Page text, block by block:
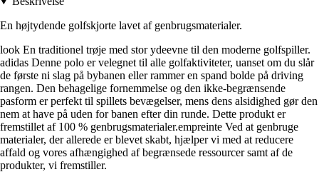
En højtydende golfskjorte lavet af genbrugsmaterialer.
look En traditionel trøje med stor ydeevne til den moderne golfspiller.
adidas Denne polo er velegnet til alle golfaktiviteter, uanset om du slår
de første ni slag på bybanen eller rammer en spand bolde på driving
rangen. Den behagelige fornemmelse og den ikke-begrænsende
pasform er perfekt til spillets bevægelser, mens dens alsidighed gør den
nem at have på uden for banen efter din runde. Dette produkt er
fremstillet af 100 % genbrugsmaterialer.empreinte Ved at genbruge
materialer, der allerede er blevet skabt, hjælper vi med at reducere
affald og vores afhængighed af begrænsede ressourcer samt af de
produkter, vi fremstiller.